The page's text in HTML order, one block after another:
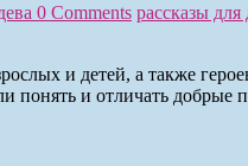
0 Comments рассказы для
и детей, а также
понять и отличать добрые